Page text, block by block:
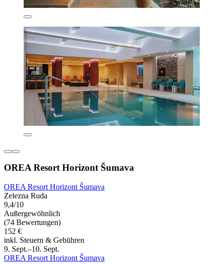
OREA Resort Horizont Šumava
OREA Resort Horizont Šumava
Zelezna Ruda
9,4/10
Außergewöhnlich
(74 Bewertungen)
152 €
inkl. Steuern & Gebühren
9. Sept.–10. Sept.
OREA Resort Horizont Šumava